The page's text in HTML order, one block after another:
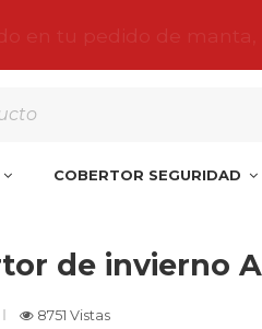
COBERTOR SEGURIDAD
de invierno
8751 Vistas